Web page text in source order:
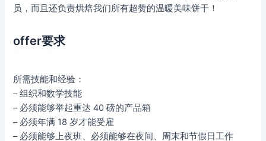
员，而且还负责烘焙我们所有超赞的温暖美味饼干！
offer要求
所需技能和经验：
– 组织和数学技能
– 必须能够举起重达 40 磅的产品箱
– 必须年满 18 岁才能受雇
– 必须能够上夜班、必须能够在夜间、周末和节假日工作